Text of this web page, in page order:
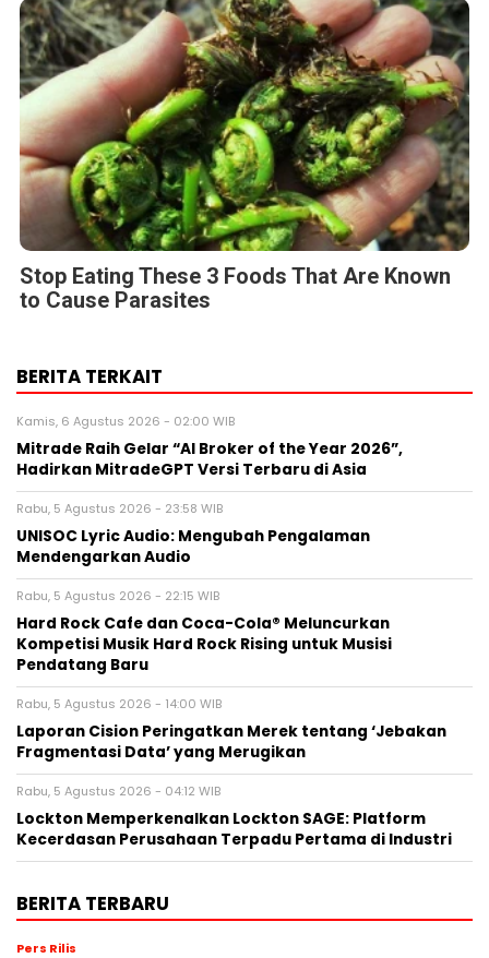
Stop Eating These 3 Foods That Are Known
to Cause Parasites
BERITA TERKAIT
Kamis, 6 Agustus 2026 - 02:00 WIB
Mitrade Raih Gelar “AI Broker of the Year 2026”,
Hadirkan MitradeGPT Versi Terbaru di Asia
Rabu, 5 Agustus 2026 - 23:58 WIB
UNISOC Lyric Audio: Mengubah Pengalaman
Mendengarkan Audio
Rabu, 5 Agustus 2026 - 22:15 WIB
Hard Rock Cafe dan Coca-Cola® Meluncurkan
Kompetisi Musik Hard Rock Rising untuk Musisi
Pendatang Baru
Rabu, 5 Agustus 2026 - 14:00 WIB
Laporan Cision Peringatkan Merek tentang ‘Jebakan
Fragmentasi Data’ yang Merugikan
Rabu, 5 Agustus 2026 - 04:12 WIB
Lockton Memperkenalkan Lockton SAGE: Platform
Kecerdasan Perusahaan Terpadu Pertama di Industri
BERITA TERBARU
Pers Rilis